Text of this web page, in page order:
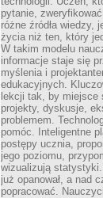
pytanie,
różne źródła wiedzy,
życia niż ten, który
W takim modelu
informacje staje się
myślenia i
edukacyjnych.
lekcji tak, by miejsce
projekty, dyskusje,
problemem.
pomóc. Inteligentne
postępy ucznia,
jego poziomu,
wizualizują
już opanował, a nad
popracować.